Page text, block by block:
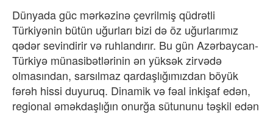
Dünyada güc mərkəzinə çevrilmiş qüdrətli
Türkiyənin bütün uğurları bizi də öz uğurlarımız
qədər sevindirir və ruhlandırır. Bu gün Azərbaycan-
Türkiyə münasibətlərinin ən yüksək zirvədə
olmasından, sarsılmaz qardaşlığımızdan böyük
fərəh hissi duyuruq. Dinamik və fəal inkişaf edən,
regional əməkdaşlığın onurğa sütununu təşkil edən